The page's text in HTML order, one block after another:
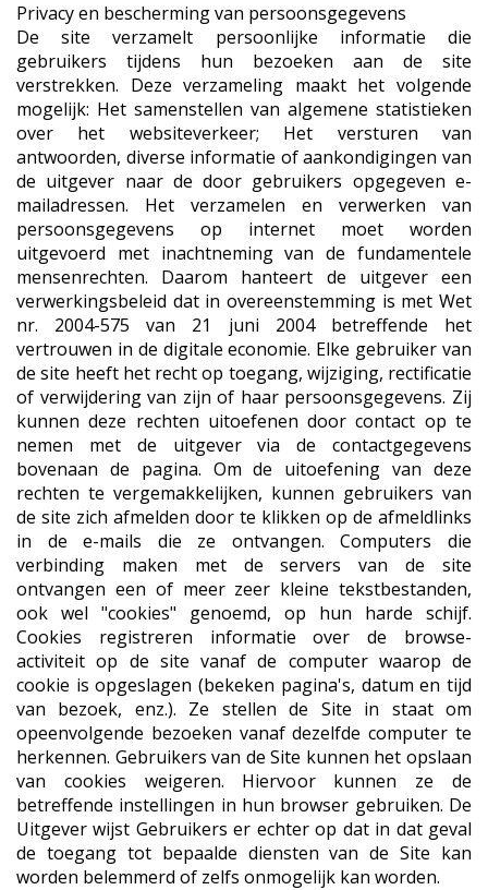
Privacy en bescherming van persoonsgegevens
De site verzamelt persoonlijke informatie die
gebruikers tijdens hun bezoeken aan de site
verstrekken. Deze verzameling maakt het volgende
mogelijk: Het samenstellen van algemene statistieken
over het websiteverkeer; Het versturen van
antwoorden, diverse informatie of aankondigingen van
de uitgever naar de door gebruikers opgegeven e-
mailadressen. Het verzamelen en verwerken van
persoonsgegevens op internet moet worden
uitgevoerd met inachtneming van de fundamentele
mensenrechten. Daarom hanteert de uitgever een
verwerkingsbeleid dat in overeenstemming is met Wet
nr. 2004-575 van 21 juni 2004 betreffende het
vertrouwen in de digitale economie. Elke gebruiker van
de site heeft het recht op toegang, wijziging, rectificatie
of verwijdering van zijn of haar persoonsgegevens. Zij
kunnen deze rechten uitoefenen door contact op te
nemen met de uitgever via de contactgegevens
bovenaan de pagina. Om de uitoefening van deze
rechten te vergemakkelijken, kunnen gebruikers van
de site zich afmelden door te klikken op de afmeldlinks
in de e-mails die ze ontvangen. Computers die
verbinding maken met de servers van de site
ontvangen een of meer zeer kleine tekstbestanden,
ook wel "cookies" genoemd, op hun harde schijf.
Cookies registreren informatie over de browse-
activiteit op de site vanaf de computer waarop de
cookie is opgeslagen (bekeken pagina's, datum en tijd
van bezoek, enz.). Ze stellen de Site in staat om
opeenvolgende bezoeken vanaf dezelfde computer te
herkennen. Gebruikers van de Site kunnen het opslaan
van cookies weigeren. Hiervoor kunnen ze de
betreffende instellingen in hun browser gebruiken. De
Uitgever wijst Gebruikers er echter op dat in dat geval
de toegang tot bepaalde diensten van de Site kan
worden belemmerd of zelfs onmogelijk kan worden.